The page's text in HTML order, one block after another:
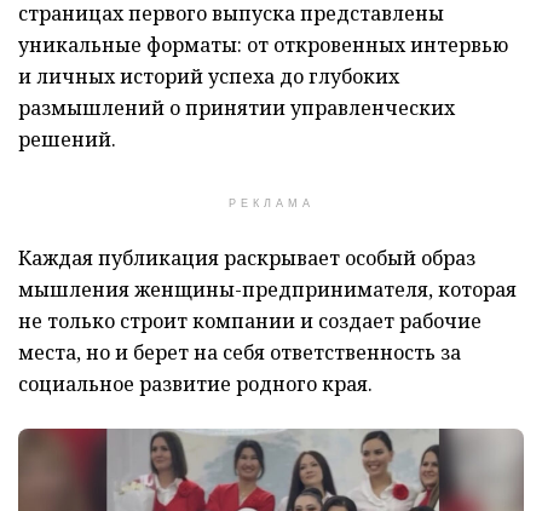
страницах первого выпуска представлены
уникальные форматы: от откровенных интервью
и личных историй успеха до глубоких
размышлений о принятии управленческих
решений.
РЕКЛАМА
Каждая публикация раскрывает особый образ
мышления женщины-предпринимателя, которая
не только строит компании и создает рабочие
места, но и берет на себя ответственность за
социальное развитие родного края.